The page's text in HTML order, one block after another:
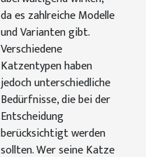
da es zahlreiche Modelle
und Varianten gibt.
Verschiedene
Katzentypen haben
jedoch unterschiedliche
Bedürfnisse, die bei der
Entscheidung
berücksichtigt werden
sollten. Wer seine Katze